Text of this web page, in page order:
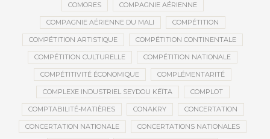
COMORES COMPAGNIE AÉRIENNE
COMPAGNIE AÉRIENNE DU MALI COMPÉTITION
COMPÉTITION ARTISTIQUE COMPÉTITION CONTINENTALE
COMPÉTITION CULTURELLE COMPÉTITION NATIONALE
COMPÉTITIVITÉ ÉCONOMIQUE COMPLÉMENTARITÉ
COMPLEXE INDUSTRIEL SEYDOU KÉÏTA COMPLOT
COMPTABILITÉ-MATIÈRES CONAKRY CONCERTATION
CONCERTATION NATIONALE CONCERTATIONS NATIONALES